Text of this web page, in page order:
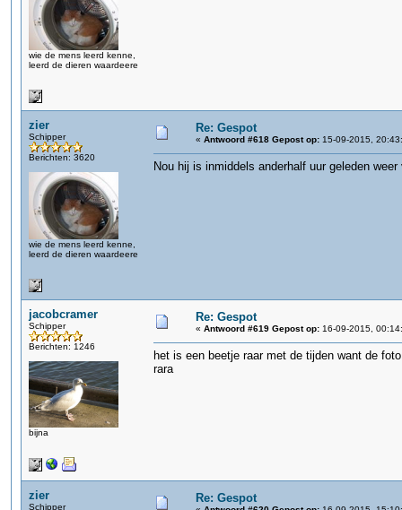
wie de mens leerd kenne,
leerd de dieren waardeere
zier
Schipper
Berichten: 3620
wie de mens leerd kenne,
leerd de dieren waardeere
Re: Gespot
« Antwoord #618 Gepost op: 15-09-2015,
Nou hij is inmiddels anderhalf uur geleden
jacobcramer
Schipper
Berichten: 1246
bijna
Re: Gespot
« Antwoord #619 Gepost op: 16-09-2015,
het is een beetje raar met de tijden want de
rara
zier
Schipper
Re: Gespot